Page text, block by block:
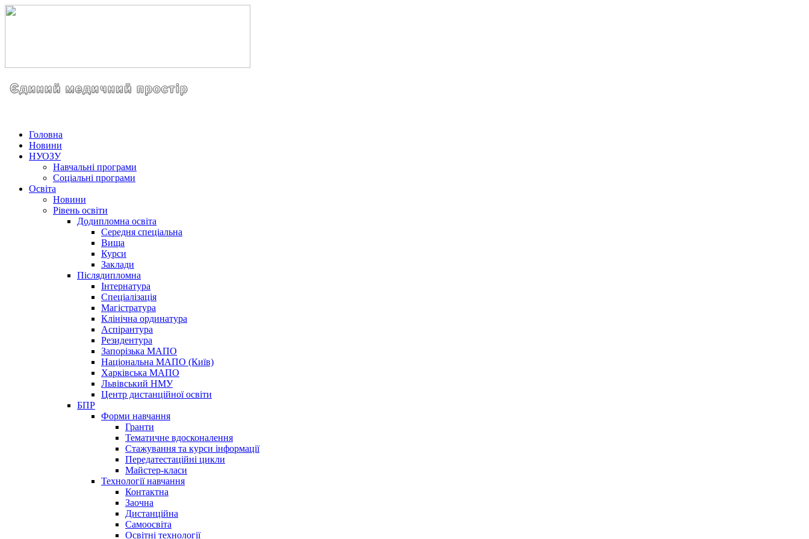
Головна
Новини
НУОЗУ
Навчальні програми
Соціальні програми
Освіта
Новини
Рівень освіти
Додипломна освіта
Середня спеціальна
Вища
Курси
Заклади
Післядипломна
Інтернатура
Спеціалізація
Магістратура
Клінічна ординатура
Аспірантура
Резидентура
Запорізька МАПО
Національна МАПО (Київ)
Харківська МАПО
Львівський НМУ
Центр дистанційної освіти
БПР
Форми навчання
Гранти
Тематичне вдосконалення
Стажування та курси інформації
Передатестаційні цикли
Майстер-класи
Технології навчання
Контактна
Заочна
Дистанційна
Самоосвіта
Освітні технології